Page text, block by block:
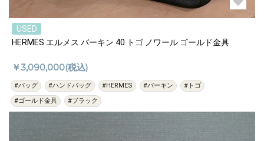
USED
HERMES エルメス バーキン 40 トゴ ノワール ゴールド金具
￥3,090,000(税込)
#バッグ #ハンドバッグ #HERMES #バーキン
#トゴ
#ゴールド金具
#ブラック